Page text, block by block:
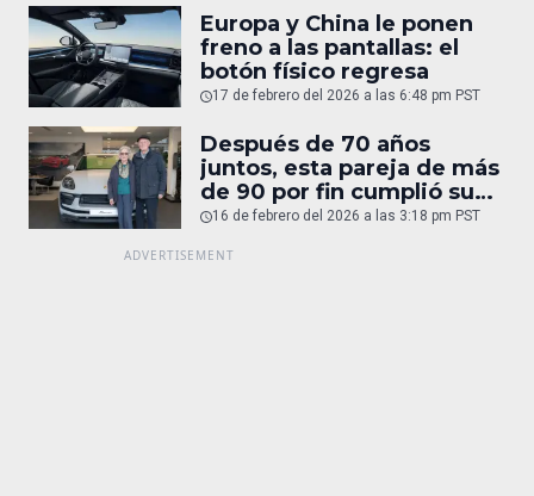
Europa y China le ponen
freno a las pantallas: el
botón físico regresa
17 de febrero del 2026 a las 6:48 pm PST
Después de 70 años
juntos, esta pareja de más
de 90 por fin cumplió su
sueño: un Porsche
16 de febrero del 2026 a las 3:18 pm PST